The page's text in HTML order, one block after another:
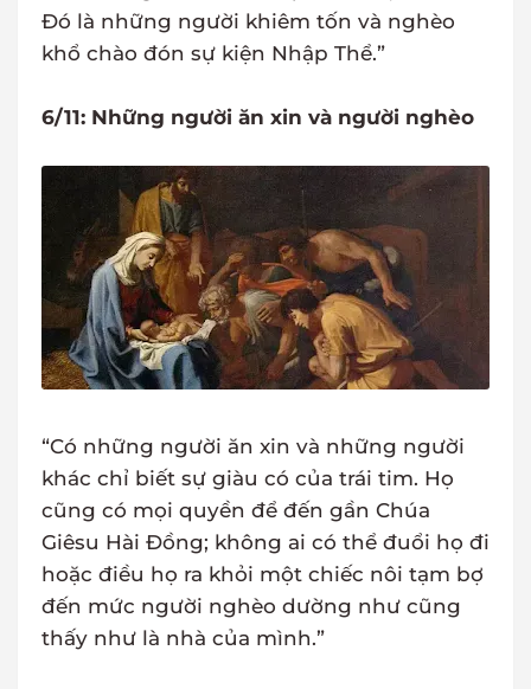
Đó là những người khiêm tốn và nghèo
khổ chào đón sự kiện Nhập Thể.”
6/11: Những người ăn xin và người nghèo
“Có những người ăn xin và những người
khác chỉ biết sự giàu có của trái tim. Họ
cũng có mọi quyền để đến gần Chúa
Giêsu Hài Đồng; không ai có thể đuổi họ đi
hoặc điều họ ra khỏi một chiếc nôi tạm bợ
đến mức người nghèo dường như cũng
thấy như là nhà của mình.”